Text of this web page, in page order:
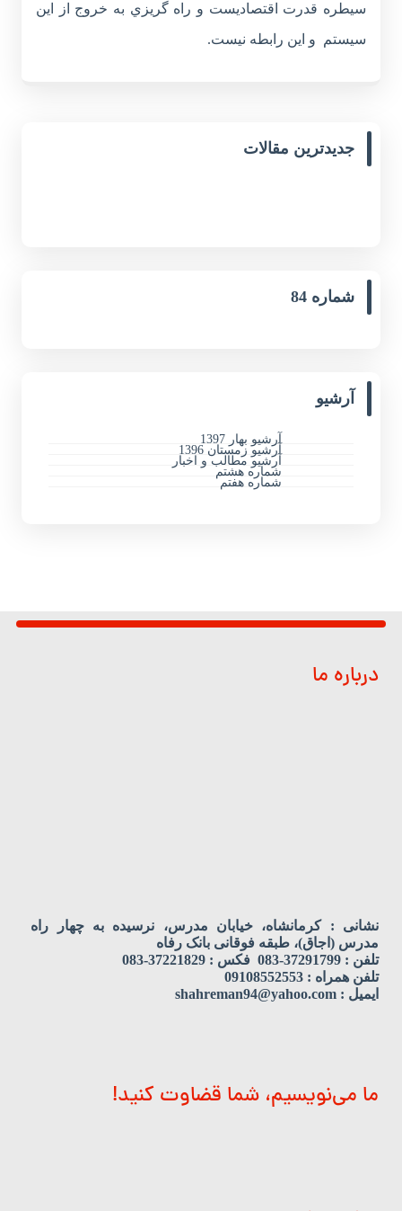
سيطره قدرت اقتصاديست و راه گريزي به خروج از اين
سيستم و اين رابطه نيست.
جدیدترین مقالات
شماره 84
آرشیو
آرشیو بهار 1397
آرشیو زمستان 1396
آرشیو مطالب و اخبار
شماره هشتم
شماره هفتم
درباره ما
نشانی : کرمانشاه، خیابان مدرس، نرسیده به چهار راه
مدرس (اجاق)، طبقه فوقانی بانک رفاه
تلفن : 37291799-083 فکس : 37221829-083
تلفن همراه : 09108552553
ایمیل : shahreman94@yahoo.com
ما می‌نویسیم، شما قضاوت کنید!